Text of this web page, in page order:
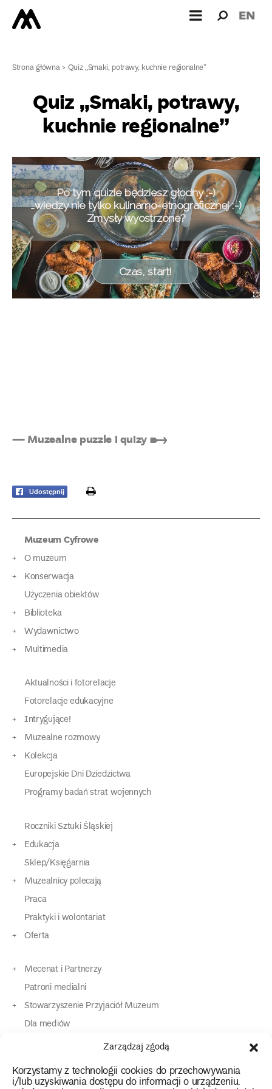
Zarządzaj zgodą
Korzystamy z technologii cookies do przechowywania
i/lub uzyskiwania dostępu do informacji o urządzeniu.
dla: EN
Strona główna>Quiz „Smaki, potrawy, kuchnie regionalne”
Quiz „Smaki, potrawy,
kuchnie regionalne”
— Muzealne puzzle i quizy ➸
Udostępnij print
Muzeum Cyfrowe
O muzeum
Konserwacja
Użyczenia obiektów
Biblioteka
Wydawnictwo
Multimedia
Aktualności i fotorelacje
Fotorelacje edukacyjne
Intrygujące!
Muzealne rozmowy
Kolekcja
Europejskie Dni Dziedzictwa
Programy badań strat wojennych
Roczniki Sztuki Śląskiej
Edukacja
Sklep/Księgarnia
Muzealnicy polecają
Praca
Praktyki i wolontariat
Oferta
Mecenat i Partnerzy
Patroni medialni
Stowarzyszenie Przyjaciół Muzeum
Dla mediów
Dla osób o specjalnych potrzebach
Kontakt